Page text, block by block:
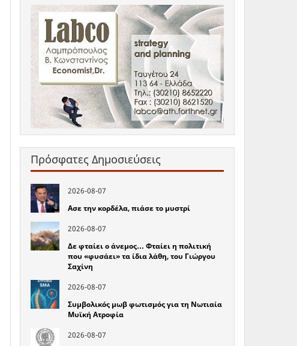
Πρόσφατες Δημοσιεύσεις
2026-08-07
Ασε την κορδέλα, πιάσε το μυστρί
2026-08-07
Δε φταίει ο άνεμος… Φταίει η πολιτική
που «φυσάει» τα ίδια λάθη, του Γιώργου
Σαχίνη
2026-08-07
Συμβολικός μωβ φωτισμός για τη Νωτιαία
Μυϊκή Ατροφία
2026-08-07